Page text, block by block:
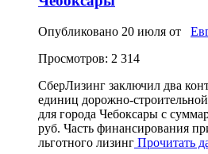
Опубликовано 20 июля от
Просмотров: 2 314
СберЛизинг заключил два
единиц дорожно-
для города Чебоксары с
руб. Часть финансирования
льготного лизинг Прочитать